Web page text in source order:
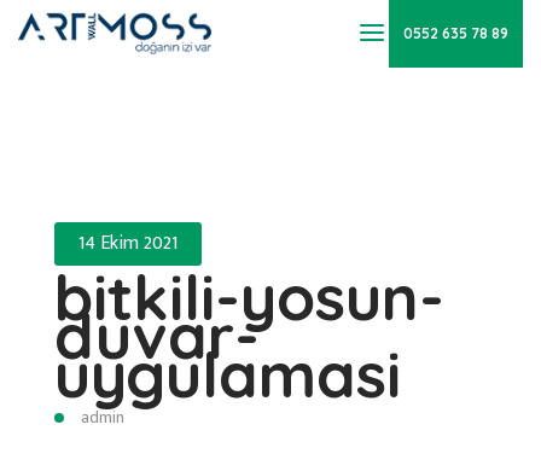
0552 635 78 89
14 Ekim 2021
bitkili-yosun-
duvar-
uygulamasi
admin